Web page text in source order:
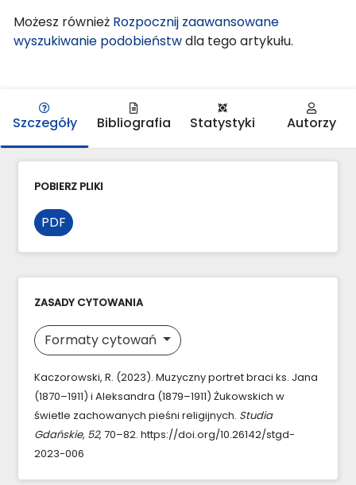
Możesz również Rozpocznij zaawansowane
wyszukiwanie podobieństwdla tego artykułu.
Szczegóły Bibliografia Statystyki Autorzy
POBIERZ PLIKI
PDF
ZASADY CYTOWANIA
Formaty cytowań
Kaczorowski, R. (2023). Muzyczny portret braci ks. Jana
(1870–1911) i Aleksandra (1879–1911) Żukowskich w
świetle zachowanych pieśni religijnych. Studia
Gdańskie, 52, 70–82. https://doi.org/10.26142/stgd-
2023-006